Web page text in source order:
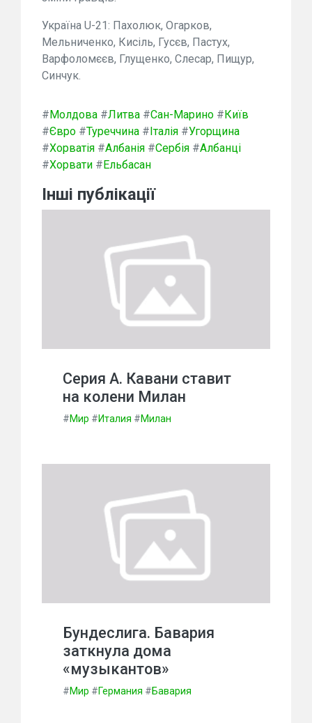
Україна U-21: Пахолюк, Огарков,
Мельниченко, Кисіль, Гусєв, Пастух,
Варфоломєєв, Глущенко, Слесар, Пищур,
Синчук.
#Молдова #Литва #Сан-Марино #Київ
#Євро #Туреччина #Італія #Угорщина
#Хорватія #Албанія #Сербія #Албанці
#Хорвати #Ельбасан
Інші публікації
Серия А. Кавани ставит
на колени Милан
#Мир #Италия #Милан
Бундеслига. Бавария
заткнула дома
«музыкантов»
#Мир #Германия #Бавария